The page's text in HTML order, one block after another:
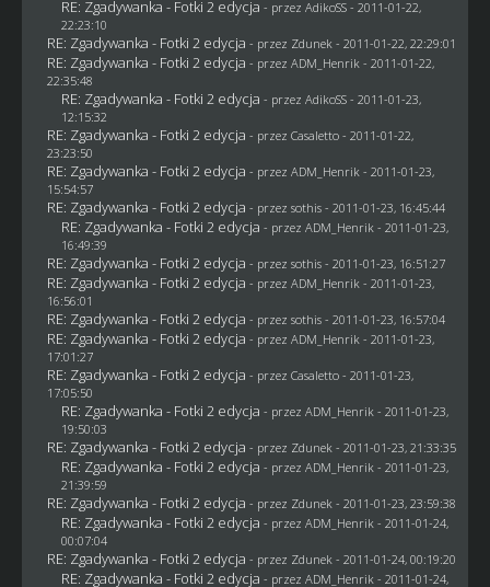
RE: Zgadywanka - Fotki 2 edycja - przez AdikoSS - 2011-01-22,
22:23:10
RE: Zgadywanka - Fotki 2 edycja - przez Zdunek - 2011-01-22, 22:29:01
RE: Zgadywanka - Fotki 2 edycja - przez ADM_Henrik - 2011-01-22,
22:35:48
RE: Zgadywanka - Fotki 2 edycja - przez AdikoSS - 2011-01-23,
12:15:32
RE: Zgadywanka - Fotki 2 edycja - przez Casaletto- 2011-01-22,
23:23:50
RE: Zgadywanka - Fotki 2 edycja - przez ADM_Henrik - 2011-01-23,
15:54:57
RE: Zgadywanka - Fotki 2 edycja - przez sothis- 2011-01-23, 16:45:44
RE: Zgadywanka - Fotki 2 edycja - przez ADM_Henrik - 2011-01-23,
16:49:39
RE: Zgadywanka - Fotki 2 edycja - przez sothis- 2011-01-23, 16:51:27
RE: Zgadywanka - Fotki 2 edycja - przez ADM_Henrik - 2011-01-23,
16:56:01
RE: Zgadywanka - Fotki 2 edycja - przez sothis- 2011-01-23, 16:57:04
RE: Zgadywanka - Fotki 2 edycja - przez ADM_Henrik - 2011-01-23,
17:01:27
RE: Zgadywanka - Fotki 2 edycja - przez Casaletto- 2011-01-23,
17:05:50
RE: Zgadywanka - Fotki 2 edycja - przez ADM_Henrik - 2011-01-23,
19:50:03
RE: Zgadywanka - Fotki 2 edycja - przez Zdunek - 2011-01-23, 21:33:35
RE: Zgadywanka - Fotki 2 edycja - przez ADM_Henrik - 2011-01-23,
21:39:59
RE: Zgadywanka - Fotki 2 edycja - przez Zdunek - 2011-01-23, 23:59:38
RE: Zgadywanka - Fotki 2 edycja - przez ADM_Henrik - 2011-01-24,
00:07:04
RE: Zgadywanka - Fotki 2 edycja - przez Zdunek - 2011-01-24, 00:19:20
RE: Zgadywanka - Fotki 2 edycja - przez ADM_Henrik - 2011-01-24,